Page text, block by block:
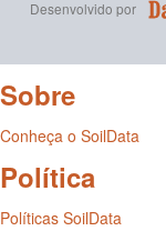
Desenvolvido por
Sobre
Conheça o SoilData
Política
Políticas SoilData